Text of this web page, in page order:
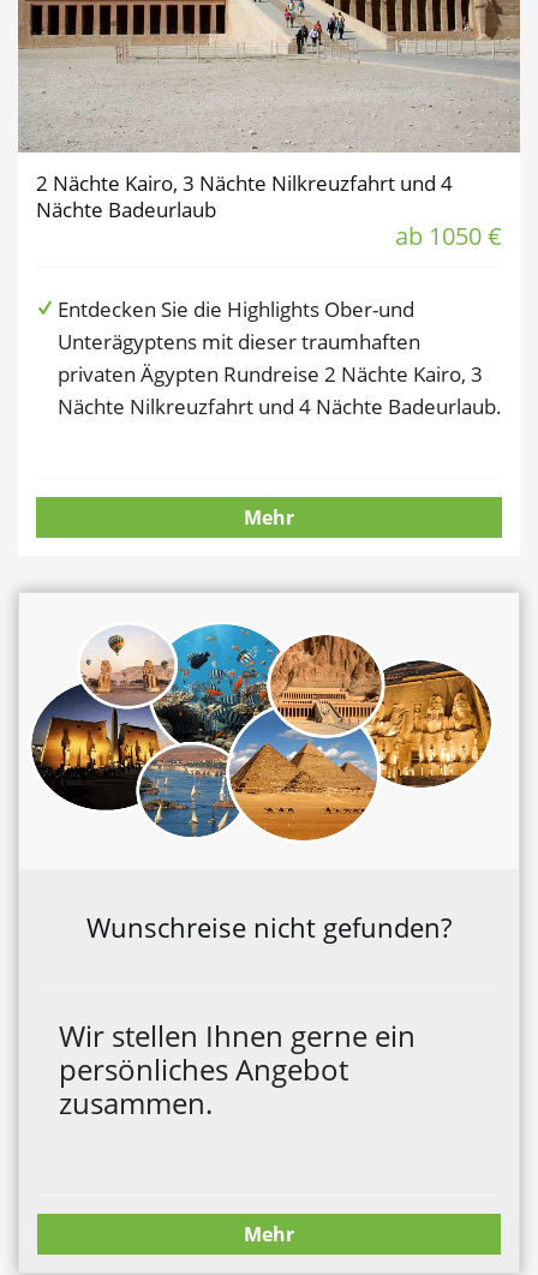
2 Nächte Kairo, 3 Nächte Nilkreuzfahrt und 4
Nächte Badeurlaub
ab 1050 €
Entdecken Sie die Highlights Ober-und
Unterägyptens mit dieser traumhaften
privaten Ägypten Rundreise 2 Nächte Kairo, 3
Nächte Nilkreuzfahrt und 4 Nächte Badeurlaub.
Mehr
Wunschreise nicht gefunden?
Wir stellen Ihnen gerne ein
persönliches Angebot
zusammen.
Mehr